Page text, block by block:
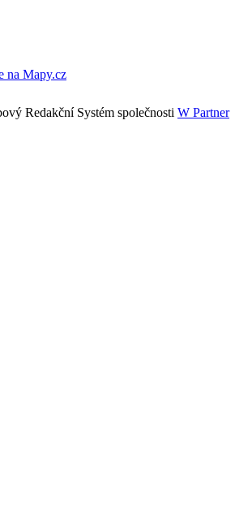
Redakční Systém společnosti W Partner